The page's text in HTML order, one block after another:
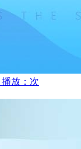
播放：次